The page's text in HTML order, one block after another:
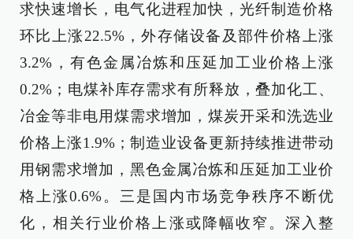
求快速增长，电气化进程加快，光纤制造价格
环比上涨22.5%，外存储设备及部件价格上涨
3.2%，有色金属冶炼和压延加工业价格上涨
0.2%；电煤补库存需求有所释放，叠加化工、
冶金等非电用煤需求增加，煤炭开采和洗选业
价格上涨1.9%；制造业设备更新持续推进带动
用钢需求增加，黑色金属冶炼和压延加工业价
格上涨0.6%。三是国内市场竞争秩序不断优
化，相关行业价格上涨或降幅收窄。深入整